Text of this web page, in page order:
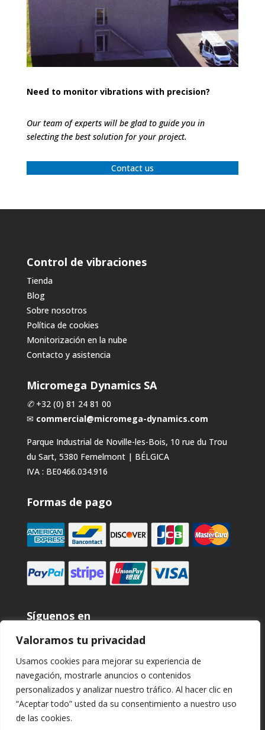
Valoramos tu privacidad
Usamos cookies para mejorar su experiencia de
navegación, mostrarle anuncios o contenidos
personalizados y analizar nuestro tráfico. Al hacer clic en
“Aceptar todo” usted da su consentimiento a nuestro uso
de las cookies.
Need to monitor vibrations with precision?
Our team of experts will be glad to guide you in
selecting the best solution for your project.
Contact us
Control de vibraciones
Tienda
Blog
Sobre nosotros
Política de cookies
Monitorización en la nube
Contacto y asistencia
Micromega Dynamics SA
✆ +32 (0) 81 24 81 00
✉ commercial@micromega-dynamics.com
Parque Industrial de Noville-les-Bois, 10 rue du Trou
du Sart, 5380 Fernelmont | BÉLGICA
IVA : BE0466.034.916
Formas de pago
Síguenos en
Micromega Dynamics SA. 2025 copyright. Todos los